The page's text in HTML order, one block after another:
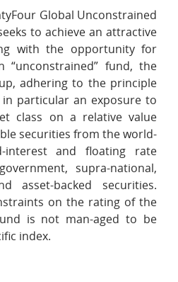
Global Unconstrained
to achieve an attractive
with the opportunity for
“unconstrained” fund, the
adhering to the principle
particular an exposure to
class on a relative value
securities from the world-
interest and floating rate
supra-national,
asset-backed securities.
on the rating of the
is not man-aged to be
index.